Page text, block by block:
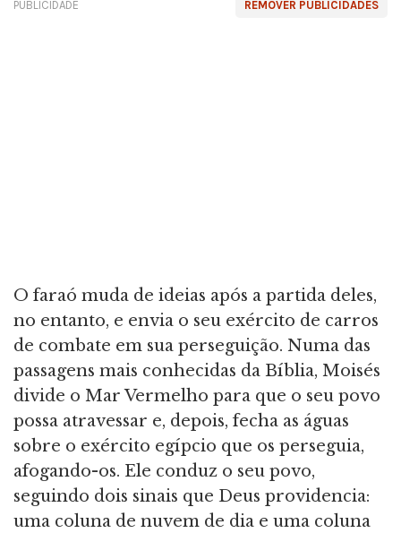
REMOVER PUBLICIDADES
PUBLICIDADE
O faraó muda de ideias após a partida deles,
no entanto, e envia o seu exército de carros
de combate em sua perseguição. Numa das
passagens mais conhecidas da Bíblia, Moisés
divide o Mar Vermelho para que o seu povo
possa atravessar e, depois, fecha as águas
sobre o exército egípcio que os perseguia,
afogando-os. Ele conduz o seu povo,
seguindo dois sinais que Deus providencia:
uma coluna de nuvem de dia e uma coluna